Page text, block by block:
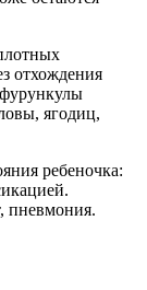
отхождения
ягодиц,
ребеночка:
пневмония.